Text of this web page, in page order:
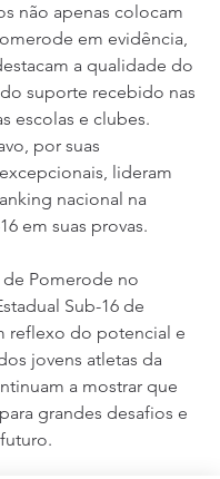
não apenas colocam
em evidência,
a qualidade do
suporte recebido nas
escolas e clubes.
por suas
lideram
nacional na
em suas provas.
Pomerode no
Sub-16 de
reflexo do potencial e
jovens atletas da
a mostrar que
grandes desafios e